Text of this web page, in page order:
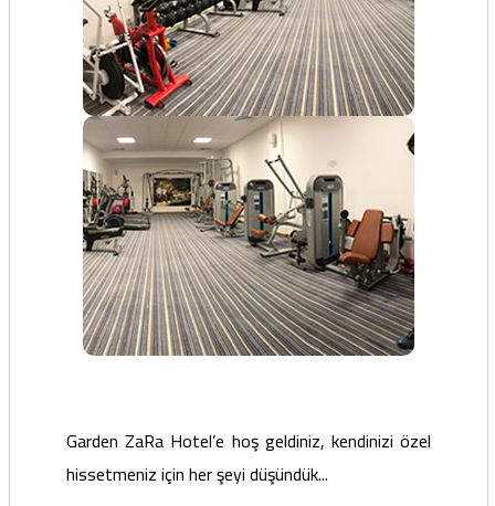
Garden ZaRa Hotel’e hoş geldiniz, kendinizi özel
hissetmeniz için her şeyi düşündük...